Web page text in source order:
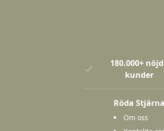
180.000+
kunder
Röda
Om oss